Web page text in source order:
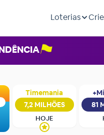
Loterias
Timemania
7,2 MILHÕES
HOJE
81